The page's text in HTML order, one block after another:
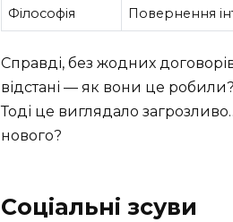
Філософія Повернення
Справді, без жодних
відстані — як вони це
Тоді це виглядало
нового?
Соціальні зсуви